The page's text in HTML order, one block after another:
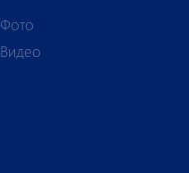
Фото
Видео